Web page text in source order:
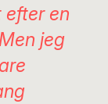
efter en
jeg